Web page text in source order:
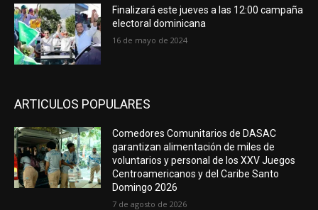
Finalizará este jueves a las 12:00 campaña
electoral dominicana
16 de mayo de 2024
ARTICULOS POPULARES
Comedores Comunitarios de DASAC
garantizan alimentación de miles de
voluntarios y personal de los XXV Juegos
Centroamericanos y del Caribe Santo
Domingo 2026
7 de agosto de 2026